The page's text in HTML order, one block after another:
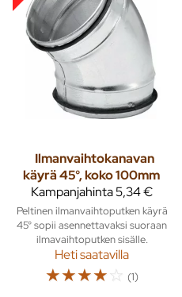
Ilmanvaihtokanavan
käyrä 45°, koko 100mm
Kampanjahinta5,34 €
Peltinen ilmanvaihtoputken käyrä
45° sopii asennettavaksi suoraan
ilmavaihtoputken sisälle.
Heti saatavilla
☆☆☆☆☆ (1)